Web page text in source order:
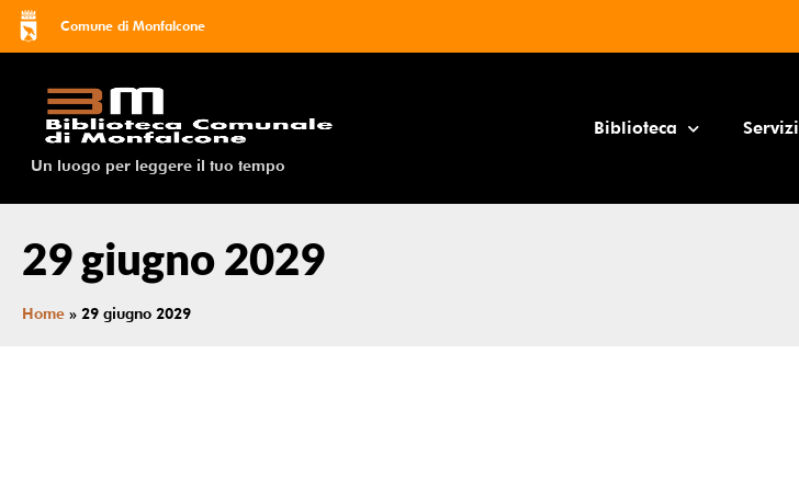
Comune di Monfalcone
Un luogo per leggere il tuo tempo
Biblioteca Servizi
29 giugno 2029
Home » 29 giugno 2029